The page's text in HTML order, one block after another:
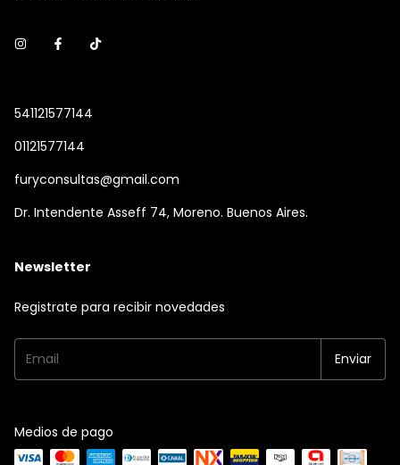
541121577144
01121577144
furyconsultas@gmail.com
Dr. Intendente Asseff 74, Moreno. Buenos Aires.
Newsletter
Registrate para recibir novedades
Medios de pago